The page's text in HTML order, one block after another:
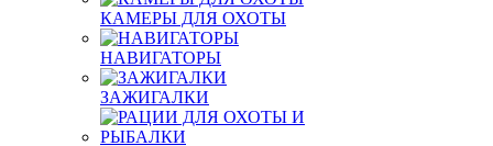
КАМЕРЫ ДЛЯ ОХОТЫ
НАВИГАТОРЫ
ЗАЖИГАЛКИ